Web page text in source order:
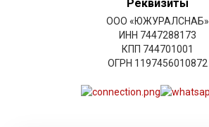
Реквизиты
ООО «ЮЖУРАЛСНАБ»
ИНН 7447288173
КПП 744701001
ОГРН 1197456010872